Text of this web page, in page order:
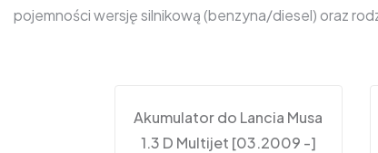
pojemności wersję silnikową (benzyna/diesel) oraz
Akumulator do Lancia Musa
1.3 D Multijet [03.2009 -]